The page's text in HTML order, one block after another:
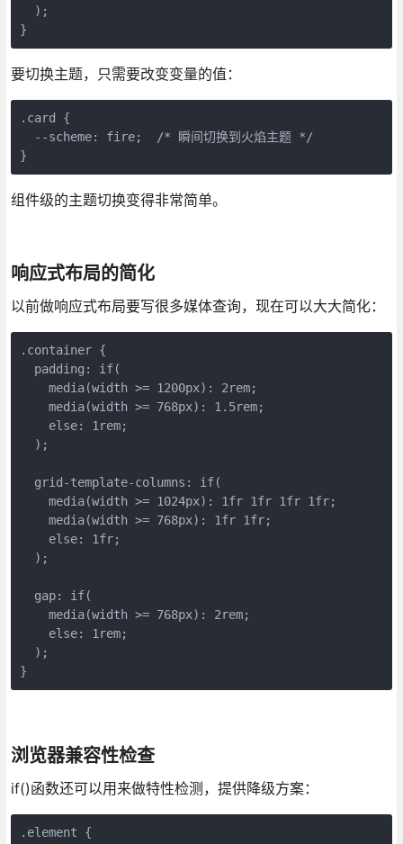
  );
}
要切换主题，只需要改变变量的值：
.card {
  --scheme: fire;  /* 瞬间切换到火焰主题 */
}
组件级的主题切换变得非常简单。
响应式布局的简化
以前做响应式布局要写很多媒体查询，现在可以大大简化：
.container {
  padding: if(
    media(width >= 1200px): 2rem;
    media(width >= 768px): 1.5rem;
    else: 1rem;
  );
  grid-template-columns: if(
    media(width >= 1024px): 1fr 1fr 1fr 1fr;
    media(width >= 768px): 1fr 1fr;
    else: 1fr;
  );
  gap: if(
    media(width >= 768px): 2rem;
    else: 1rem;
  );
}
浏览器兼容性检查
if()函数还可以用来做特性检测，提供降级方案：
.element {